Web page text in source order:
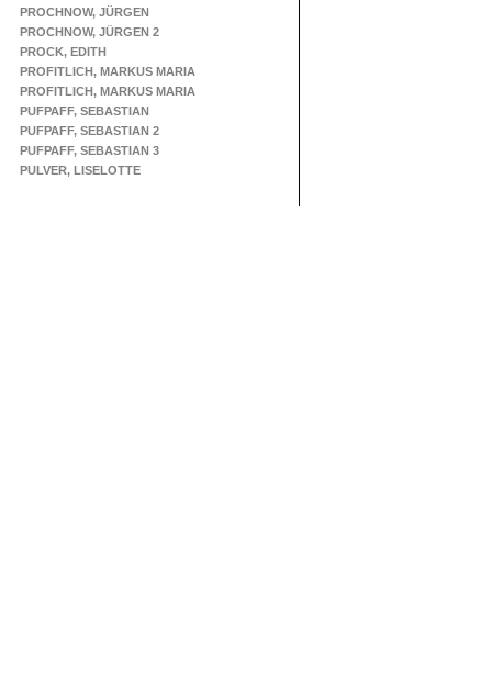
PROCHNOW, JÜRGEN
PROCHNOW, JÜRGEN 2
PROCK, EDITH
PROFITLICH, MARKUS MARIA
PROFITLICH, MARKUS MARIA
PUFPAFF, SEBASTIAN
PUFPAFF, SEBASTIAN 2
PUFPAFF, SEBASTIAN 3
PULVER, LISELOTTE